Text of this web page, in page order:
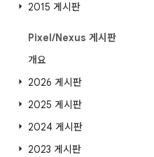
2015 게시판
Pixel/Nexus 게시판
개요
2026 게시판
2025 게시판
2024 게시판
2023 게시판